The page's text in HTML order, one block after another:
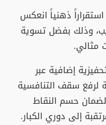
ذهنياً انعكس
وذلك بفضل تسوية
مثالي.
إضافية عبر
سقف التنافسية
حسم النقاط
إلى دوري الكبار.